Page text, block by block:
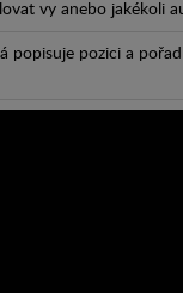
vy anebo jakékoli
popisuje pozici a